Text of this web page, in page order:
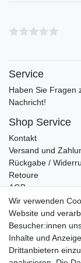
Service
Haben Sie Fragen
Nachricht!
Shop Service
Kontakt
Versand und
Rückgabe /
Retoure
AGB
Vertrag widerrufen
Informationen
Datenschutz
Impressum
Wir verwenden
Website und
Besucher:innen
Inhalte und
Drittanbietern